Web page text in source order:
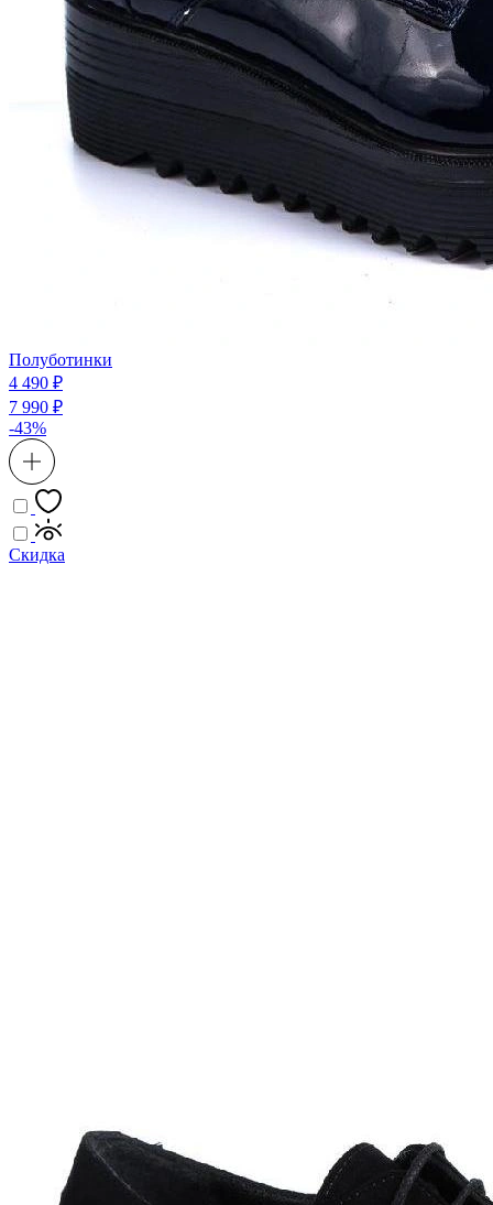
Полуботинки
4 490 ₽
7 990 ₽
-43%
Скидка